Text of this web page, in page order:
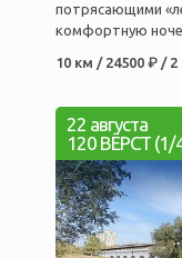
потрясающими
комфортную
10 км / 24500 ₽ /
22 августа
120 ВЁРСТ (1/